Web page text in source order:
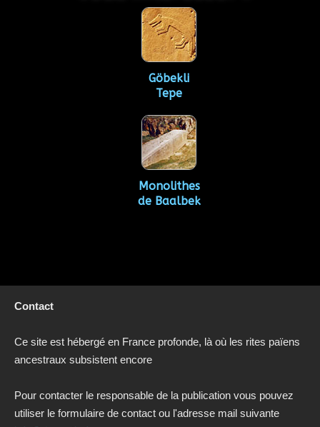
Göbekli
Tepe
Monolithes
de Baalbek
Contact
Ce site est hébergé en France profonde, là où les rites païens
ancestraux subsistent encore
Pour contacter le responsable de la publication vous pouvez
utiliser le formulaire de contact ou l'adresse mail suivante